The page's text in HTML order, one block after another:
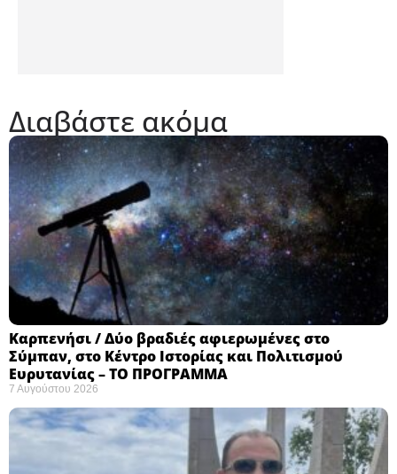
Διαβάστε ακόμα
Καρπενήσι / Δύο βραδιές αφιερωμένες στο
Σύμπαν, στο Κέντρο Ιστορίας και Πολιτισμού
Ευρυτανίας – ΤΟ ΠΡΟΓΡΑΜΜΑ
7 Αυγούστου 2026